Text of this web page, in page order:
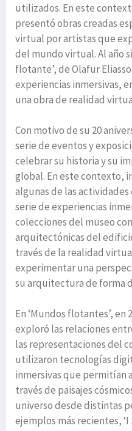
utilizados. En este
presentó obras creadas
virtual por artistas que
del mundo virtual. Al año
flotante’, de Olafur
experiencias inmersivas,
una obra de realidad
Con motivo de su 20
serie de eventos y
celebrar su historia y su
global. En este contexto,
algunas de las
serie de experiencias
colecciones del museo
arquitectónicas del
través de la realidad
experimentar una
su arquitectura de forma
En ‘Mundos flotantes’, en
exploró las relaciones
las representaciones del
utilizaron tecnologías
inmersivas que permitían
través de paisajes
universo desde distintas
ejemplos más recientes, ‘I